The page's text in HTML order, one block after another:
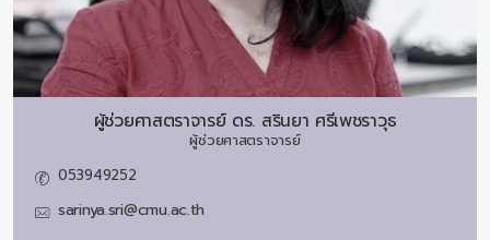
ผู้ช่วยศาสตราจารย์ ดร. สรินยา ศรีเพชราวุธ
ผู้ช่วยศาสตราจารย์
053949252
sarinya.sri@cmu.ac.th